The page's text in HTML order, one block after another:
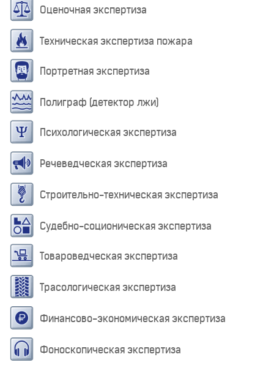
Оценочная экспертиза
Техническая экспертиза пожара
Портретная экспертиза
Полиграф (детектор лжи)
Психологическая экспертиза
Речеведческая экспертиза
Строительно-техническая экспертиза
Судебно-соционическая экспертиза
Товароведческая экспертиза
Трасологическая экспертиза
Финансово-экономическая экспертиза
Фоноскопическая экспертиза